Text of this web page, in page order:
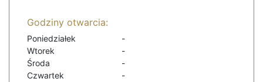
Godziny otwarcia:
Poniedziałek
-
Wtorek
-
Środa
-
Czwartek
-